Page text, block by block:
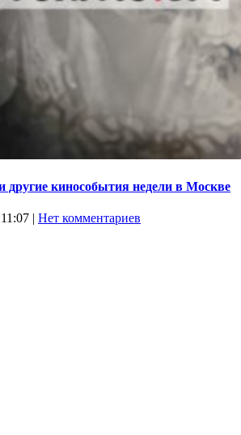
другие кинособытия недели в Москве
| Нет комментариев